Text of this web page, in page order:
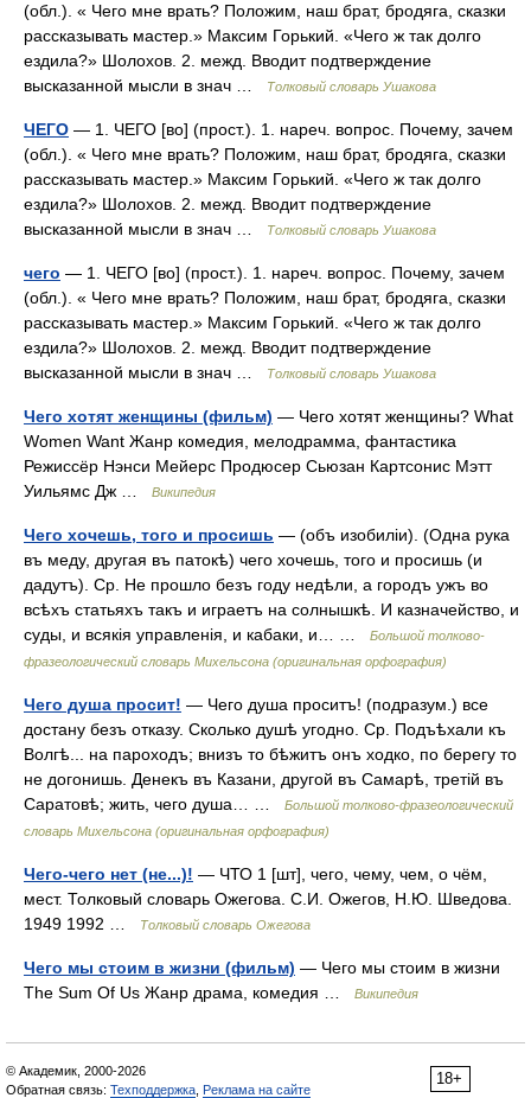
(обл.). « Чего мне врать? Положим, наш брат, бродяга, сказки
рассказывать мастер.» Максим Горький. «Чего ж так долго
ездила?» Шолохов. 2. межд. Вводит подтверждение
высказанной мысли в знач …
Толковый словарь Ушакова
ЧЕГО — 1. ЧЕГО [во] (прост.). 1. нареч. вопрос. Почему, зачем
(обл.). « Чего мне врать? Положим, наш брат, бродяга, сказки
рассказывать мастер.» Максим Горький. «Чего ж так долго
ездила?» Шолохов. 2. межд. Вводит подтверждение
высказанной мысли в знач …
Толковый словарь Ушакова
чего — 1. ЧЕГО [во] (прост.). 1. нареч. вопрос. Почему, зачем
(обл.). « Чего мне врать? Положим, наш брат, бродяга, сказки
рассказывать мастер.» Максим Горький. «Чего ж так долго
ездила?» Шолохов. 2. межд. Вводит подтверждение
высказанной мысли в знач …
Толковый словарь Ушакова
Чего хотят женщины (фильм) — Чего хотят женщины? What
Women Want Жанр комедия, мелодрамма, фантастика
Режиссёр Нэнси Мейерс Продюсер Сьюзан Картсонис Мэтт
Уильямс Дж …
Википедия
Чего хочешь, того и просишь — (объ изобиліи). (Одна рука
въ меду, другая въ патокѣ) чего хочешь, того и просишь (и
дадутъ). Ср. Не прошло безъ году недѣли, а городъ ужъ во
всѣхъ статьяхъ такъ и играетъ на солнышкѣ. И казначейство, и
суды, и всякія управленія, и кабаки, и… …
Большой толково-
фразеологический словарь Михельсона (оригинальная орфография)
Чего душа просит! — Чего душа проситъ! (подразум.) все
достану безъ отказу. Сколько душѣ угодно. Ср. Подъѣхали къ
Волгѣ... на пароходъ; внизъ то бѣжитъ онъ ходко, по берегу то
не догонишь. Денекъ въ Казани, другой въ Самарѣ, третій въ
Саратовѣ; жить, чего душа… …
Большой толково-фразеологический
словарь Михельсона (оригинальная орфография)
Чего-чего нет (не...)! — ЧТО 1 [шт], чего, чему, чем, о чём,
мест. Толковый словарь Ожегова. С.И. Ожегов, Н.Ю. Шведова.
1949 1992 …
Толковый словарь Ожегова
Чего мы стоим в жизни (фильм) — Чего мы стоим в жизни
The Sum Of Us Жанр драма, комедия …
Википедия
18+
© Академик, 2000-2026
Обратная связь: Техподдержка Реклама на сайте